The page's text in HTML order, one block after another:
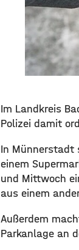
Im Landkreis
Polizei damit
In Münnerstadt
einem
und Mittwoch
aus einem
Außerdem
Parkanlage an